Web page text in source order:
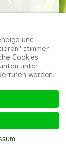
|Cookie-
und
stimmen
Cookies
unter
werden.